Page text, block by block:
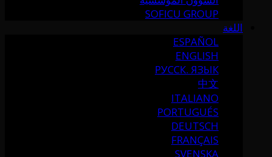
SOFICU GROUP
اللغة
ESPAÑOL
ENGLISH
РУССК. ЯЗЫК
中文
ITALIANO
PORTUGUÉS
DEUTSCH
FRANÇAIS
SVENSKA